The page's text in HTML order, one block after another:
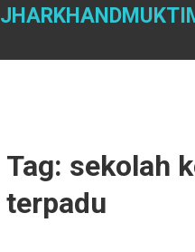
Skip
Tag: sekolah
terpadu